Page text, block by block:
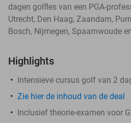
dagen golfles van een PGA-
Utrecht, Den Haag, Zaandam,
Bosch, Nijmegen, Spaarnwoude
Highlights
Intensieve cursus golf van 2
Zie hier de inhoud van de deal
Inclusief theorie-examen voor